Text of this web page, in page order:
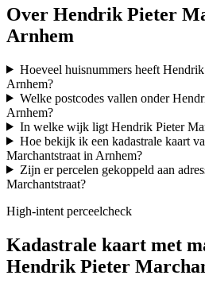
Over Hendrik Pieter
Arnhem
Hoeveel huisnummers heeft
Arnhem?
Welke postcodes vallen onder
Arnhem?
In welke wijk ligt Hendrik Pieter
Hoe bekijk ik een kadastrale kaart
Marchantstraat in Arnhem?
Zijn er percelen gekoppeld aan
Marchantstraat?
High-intent perceelcheck
Kadastrale kaart met
Hendrik Pieter